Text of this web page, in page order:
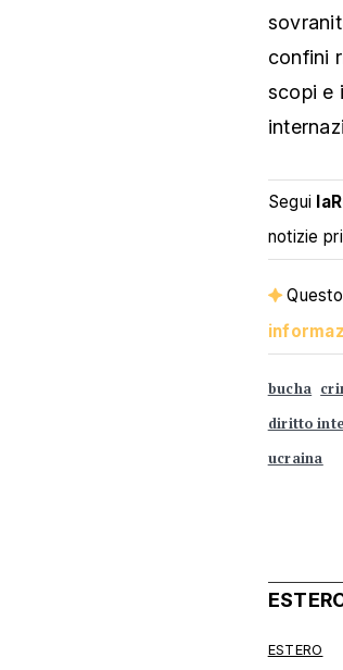
confini
scopi e
Segui
notizie
bucha
diritto
ucraina
ESTERO